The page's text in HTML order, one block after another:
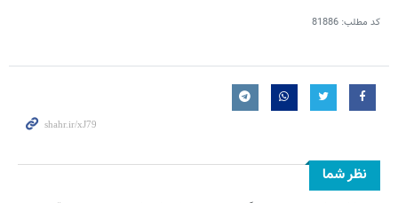
کد مطلب: 81886
نظر شما